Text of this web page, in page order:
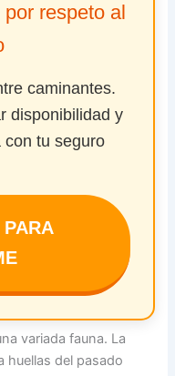
respeto al
caminantes.
disponibilidad y
con tu seguro
PARA
variada fauna. La
huellas del pasado